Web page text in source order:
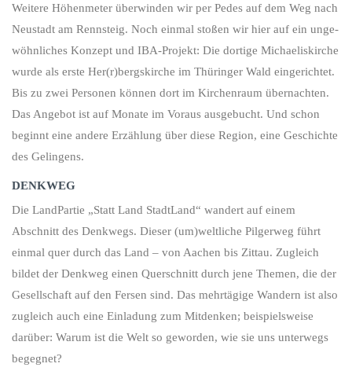
Weitere Höhen­meter über­winden wir per Pedes auf dem Weg nach
Neustadt am Rennsteig. Noch einmal stoßen wir hier auf ein unge­
wöhn­liches Konzept und IBA-Projekt: Die dortige Michaelis­kirche
wurde als erste Her(r)bergs­kirche im Thüringer Wald eingerichtet.
Bis zu zwei Personen können dort im Kirchen­raum über­nachten.
Das Angebot ist auf Monate im Voraus aus­ge­bucht. Und schon
beginnt eine andere Erzählung über diese Region, eine Geschichte
des Gelingens.
DENKWEG
Die LandPartie „Statt Land StadtLand“ wandert auf einem
Abschnitt des Denkwegs. Dieser (um)weltliche Pilgerweg führt
einmal quer durch das Land – von Aachen bis Zittau. Zugleich
bildet der Denkweg einen Querschnitt durch jene Themen, die der
Gesellschaft auf den Fersen sind. Das mehrtägige Wandern ist also
zugleich auch eine Einladung zum Mitdenken; beispielsweise
darüber: Warum ist die Welt so geworden, wie sie uns unterwegs
begegnet?